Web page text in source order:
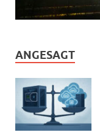
ANGESAGT